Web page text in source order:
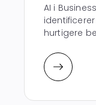
AI i
hurtigere